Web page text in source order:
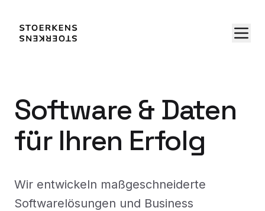
Software & Daten
für Ihren Erfolg
Wir entwickeln maßgeschneiderte
Softwarelösungen und Business